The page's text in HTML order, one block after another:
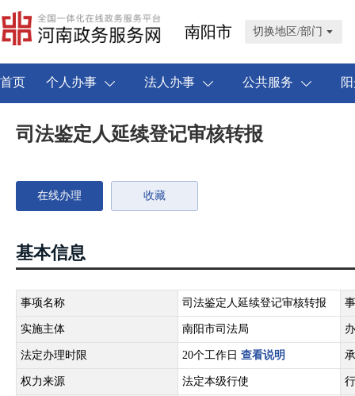
南阳市 切换地区/部门
首页 个人办事 法人办事 公共服务
司法鉴定人延续登记审核转报
在线办理 收藏
基本信息
事项名称 司法鉴定人延续登记审核转报
实施主体 南阳市司法局
法定办理时限 20个工作日 查看说明
权力来源 法定本级行使